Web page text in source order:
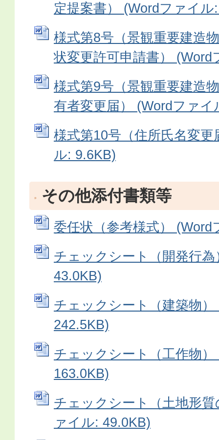
定提案書） (Wordファイル
様式第8号（景観重要建造
状変更許可申請書）
様式第9号（景観重要建造
有者変更届） (Wordファイ
様式第10号（住所氏名変
ル: 9.6KB)
その他添付書類等
委任状（参考様式）
チェックシート（開発行
43.0KB)
チェックシート（建築物
242.5KB)
チェックシート（工作物
163.0KB)
チェックシート（土地形
ァイル: 49.0KB)